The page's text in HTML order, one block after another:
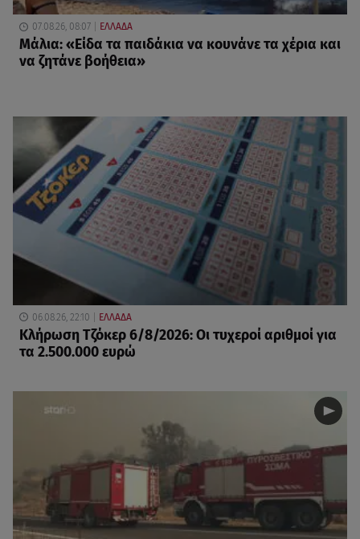
07.08.26, 08:07 ΕΛΛΑΔΑ
Μάλια: «Είδα τα παιδάκια να κουνάνε τα χέρια και
να ζητάνε βοήθεια»
06.08.26, 22:10 ΕΛΛΑΔΑ
Κλήρωση Τζόκερ 6/8/2026: Οι τυχεροί αριθμοί για
τα 2.500.000 ευρώ